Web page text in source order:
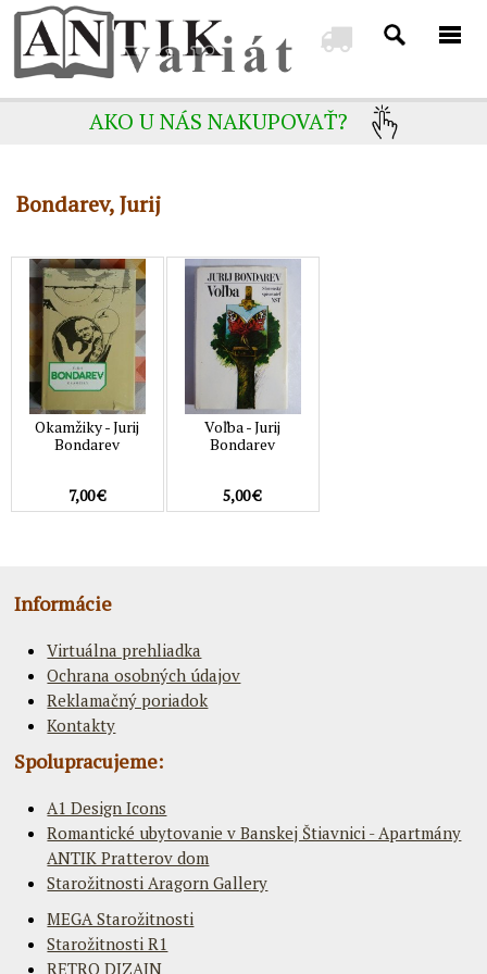
AKO U NÁS NAKUPOVAŤ?
Bondarev, Jurij
Okamžiky - Jurij
Bondarev
7,00 €
Voľba - Jurij
Bondarev
5,00 €
Informácie
Virtuálna prehliadka
Ochrana osobných údajov
Reklamačný poriadok
Kontakty
Spolupracujeme:
A1 Design Icons
Romantické ubytovanie v Banskej Štiavnici - Apartmány
ANTIK Pratterov dom
Starožitnosti Aragorn Gallery
MEGA Starožitnosti
Starožitnosti R1
RETRO DIZAJN